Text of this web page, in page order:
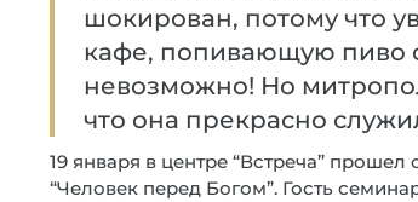
шокирован, потому что
кафе, попивающую пиво с
невозможно! Но
что она прекрасно
19 января в центре “Встреча”
“Человек перед Богом”. Гость